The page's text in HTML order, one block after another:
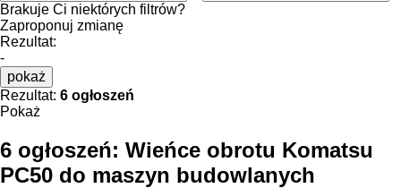
Brakuje Ci niektórych filtrów?
Zaproponuj zmianę
Rezultat:
-
pokaż
Rezultat: 6 ogłoszeń
Pokaż
6 ogłoszeń: Wieńce obrotu Komatsu
PC50 do maszyn budowlanych